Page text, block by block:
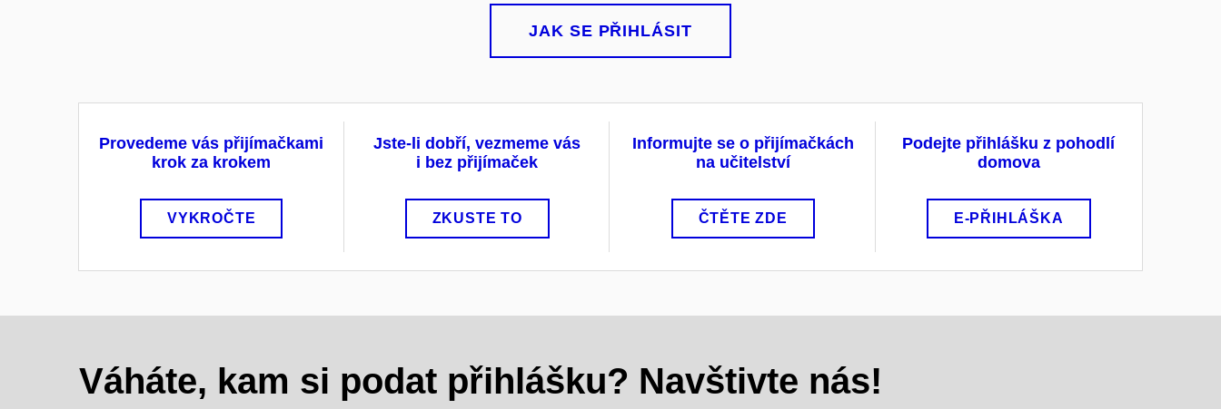
JAK SE PŘIHLÁSIT
Provedeme vás přijímačkami
krok za krokem
VYKROČTE
Jste-li dobří, vezmeme vás
i bez přijímaček
ZKUSTE TO
Informujte se o přijímačkách
na učitelství
ČTĚTE ZDE
Podejte přihlášku z pohodlí
domova
E-PŘIHLÁŠKA
Váháte, kam si podat přihlášku? Navštivte nás!